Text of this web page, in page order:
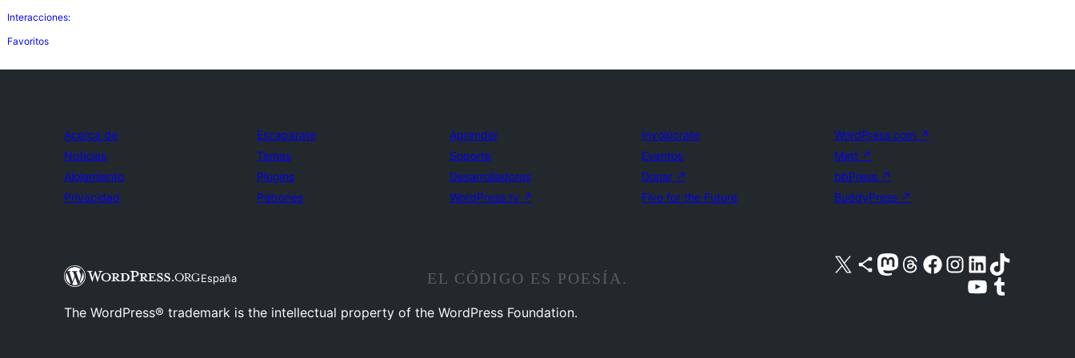
Interacciones:
Favoritos
Acerca de
Noticias
Alojamiento
Privacidad
Escaparate
Temas
Plugins
Patrones
Aprender
Soporte
Desarrolladores
WordPress.tv ↗
Involúcrate
Eventos
Donar ↗
Five for the Future
WordPress.com ↗
Matt ↗
bbPress ↗
BuddyPress ↗
España
Visita nuestra cuenta de X (anteriormente Twitter)
Visita nuestra cuenta de Bluesky
Visita nuestra cuenta de Mastodon
Visita nuestra cuenta de Threads
Visita nuestra página de Facebook
Visita nuestra cuenta de Instagram
Visita nuestra cuenta de LinkedIn
Visita nuestra cuenta de TikTok
Visita nuestro canal de YouTube
Visita nuestra cuenta de Tumblr
EL CÓDIGO ES POESÍA.
The WordPress® trademark is the intellectual property of the WordPress Foundation.